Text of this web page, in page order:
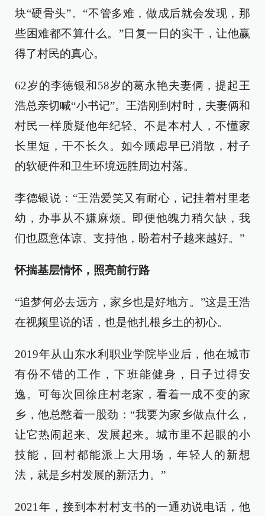
块“硬骨头”。“不管多难，做成后就会发现，那
些困难都不算什么。”日复一日的实干，让他赢
得了村民的真心。
62岁的李德银和58岁的葛永艳夫妻俩，提起王
浩总亲切喊“小书记”。王浩刚到村时，夫妻俩和
村民一样质疑他年纪轻、不是本村人，不懂家
长里短，干不长久。如今顾虑早已消散，村子
的软硬件和卫生环境远胜周边村落。
李德银说：“王浩爱笑又有耐心，记挂着村里老
幼，办事从不嫌麻烦。即便他魄力稍欠缺，我
们也愿意体谅、支持他，盼着村子越来越好。”
怀揣基层情怀，照亮前行路
“追梦何必去远方，家乡也是好地方。”这是王浩
在视频里说的话，也是他扎根乡土的初心。
2019年从山东水利职业学院毕业后，他在城市
有份不错的工作，下班能健身，日子过得安
逸。可每次回徐庄村老家，看着一成不变的家
乡，他总憋着一股劲：“我要为家乡做点什么，
让它热闹起来、发展起来。城市里不起眼的小
技能，回村都能派上大用场，年轻人的新想
法，就是乡村发展的新活力。”
2021年，接到本村村支书的一通劝说电话，他